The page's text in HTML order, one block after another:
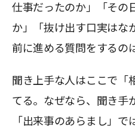
仕事だったのか」「その
か」「抜け出す口実はな
前に進める質問をするの
聞き上手な人はここで「
てる。なぜなら、聞き手
「出来事のあらまし」